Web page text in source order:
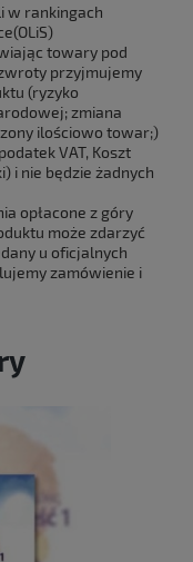
w rankingach
towary pod
przyjmujemy
(ryzyko
zmiana
ilościowo towar;)
VAT, Koszt
i nie będzie żadnych
opłacone z góry
może zdarzyć
u oficjalnych
zamówienie i